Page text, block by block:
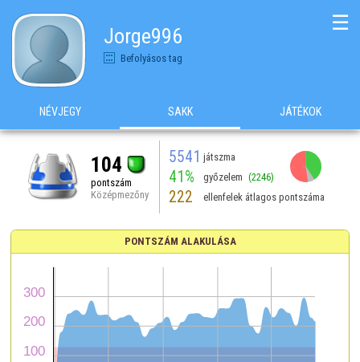
Jorge996
Befolyásos tag
☰
NÉVJEGY SAKK JÁTÉKOK
104
pontszám
Középmezőny
5541 játszma
41% győzelem (2246)
222 ellenfelek átlagos pontszáma
PONTSZÁM ALAKULÁSA